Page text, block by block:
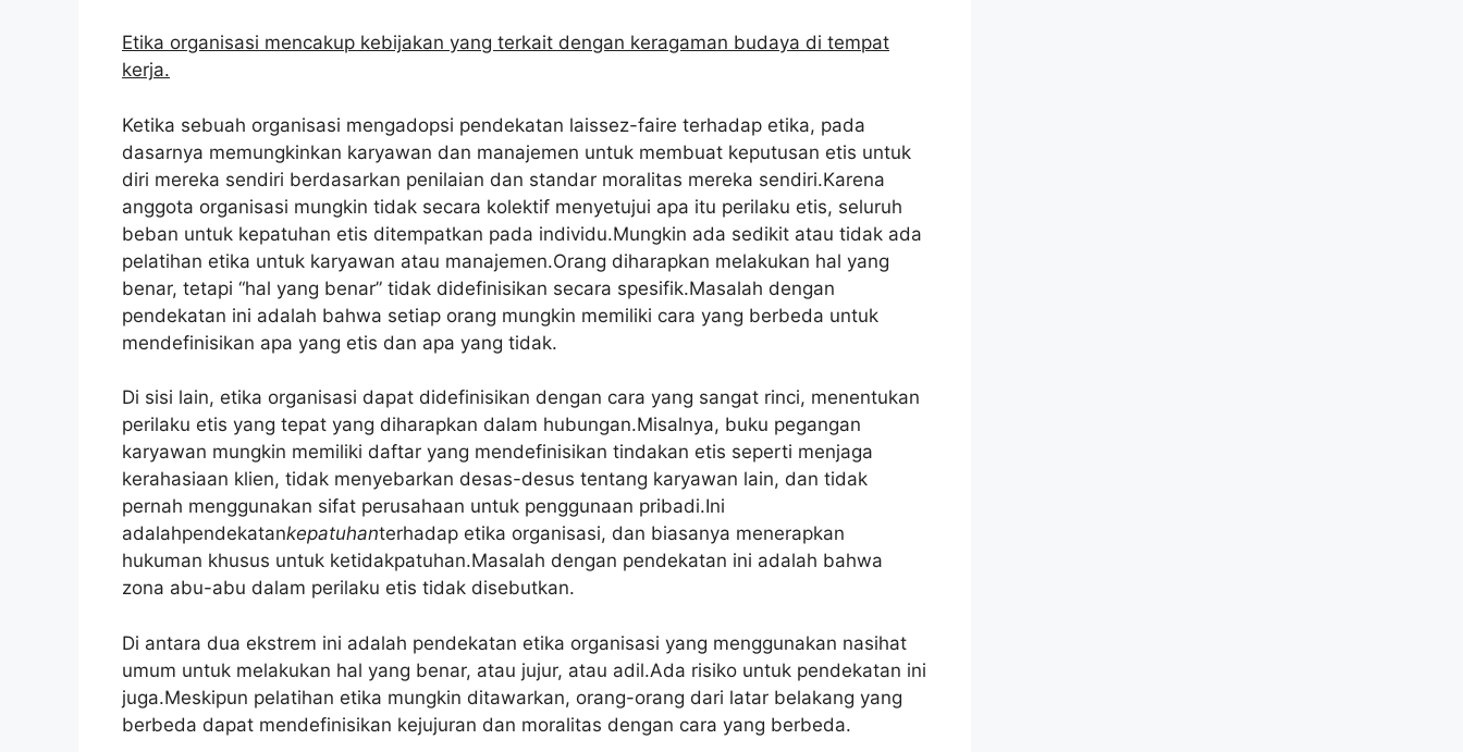
Etika organisasi mencakup kebijakan yang terkait dengan keragaman budaya di tempat
kerja.
Ketika sebuah organisasi mengadopsi pendekatan laissez-faire terhadap etika, pada
dasarnya memungkinkan karyawan dan manajemen untuk membuat keputusan etis untuk
diri mereka sendiri berdasarkan penilaian dan standar moralitas mereka sendiri.Karena
anggota organisasi mungkin tidak secara kolektif menyetujui apa itu perilaku etis, seluruh
beban untuk kepatuhan etis ditempatkan pada individu.Mungkin ada sedikit atau tidak ada
pelatihan etika untuk karyawan atau manajemen.Orang diharapkan melakukan hal yang
benar, tetapi “hal yang benar” tidak didefinisikan secara spesifik.Masalah dengan
pendekatan ini adalah bahwa setiap orang mungkin memiliki cara yang berbeda untuk
mendefinisikan apa yang etis dan apa yang tidak.
Di sisi lain, etika organisasi dapat didefinisikan dengan cara yang sangat rinci, menentukan
perilaku etis yang tepat yang diharapkan dalam hubungan.Misalnya, buku pegangan
karyawan mungkin memiliki daftar yang mendefinisikan tindakan etis seperti menjaga
kerahasiaan klien, tidak menyebarkan desas-desus tentang karyawan lain, dan tidak
pernah menggunakan sifat perusahaan untuk penggunaan pribadi.Ini
adalahpendekatankepatuhanterhadap etika organisasi, dan biasanya menerapkan
hukuman khusus untuk ketidakpatuhan.Masalah dengan pendekatan ini adalah bahwa
zona abu-abu dalam perilaku etis tidak disebutkan.
Di antara dua ekstrem ini adalah pendekatan etika organisasi yang menggunakan nasihat
umum untuk melakukan hal yang benar, atau jujur, atau adil.Ada risiko untuk pendekatan ini
juga.Meskipun pelatihan etika mungkin ditawarkan, orang-orang dari latar belakang yang
berbeda dapat mendefinisikan kejujuran dan moralitas dengan cara yang berbeda.